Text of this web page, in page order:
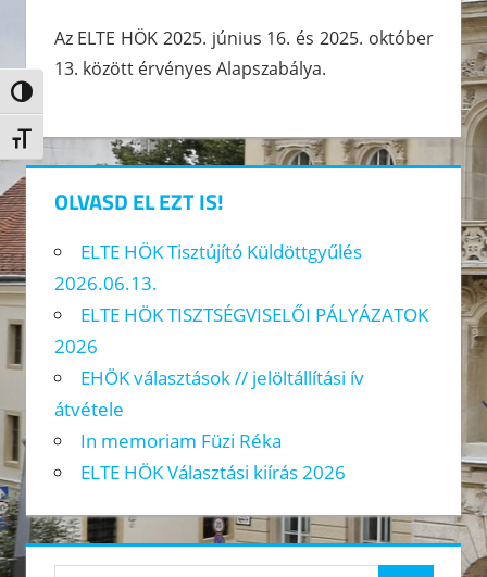
Nagy kontraszt váltása
Betűméret váltása
Az ELTE HÖK 2025. június 16. és 2025. október
13. között érvényes Alapszabálya.
OLVASD EL EZT IS!
ELTE HÖK Tisztújító Küldöttgyűlés
2026.06.13.
ELTE HÖK TISZTSÉGVISELŐI PÁLYÁZATOK
2026
EHÖK választások // jelöltállítási ív
átvétele
In memoriam Füzi Réka
ELTE HÖK Választási kiírás 2026